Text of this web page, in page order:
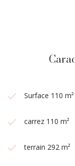
Surface 110 m²
carrez 110 m²
terrain 292 m²